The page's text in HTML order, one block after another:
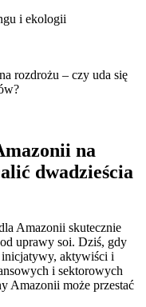
i ekologii
rozdrożu – czy uda się
na
dwadzieścia
Amazonii skutecznie
uprawy soi. Dziś, gdy
aktywiści i
i sektorowych
Amazonii może przestać